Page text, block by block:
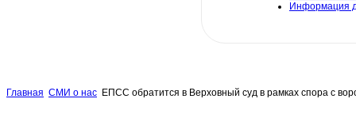
Информация
Главная СМИ о нас ЕПСС обратится в Верховный суд в рамках спора с